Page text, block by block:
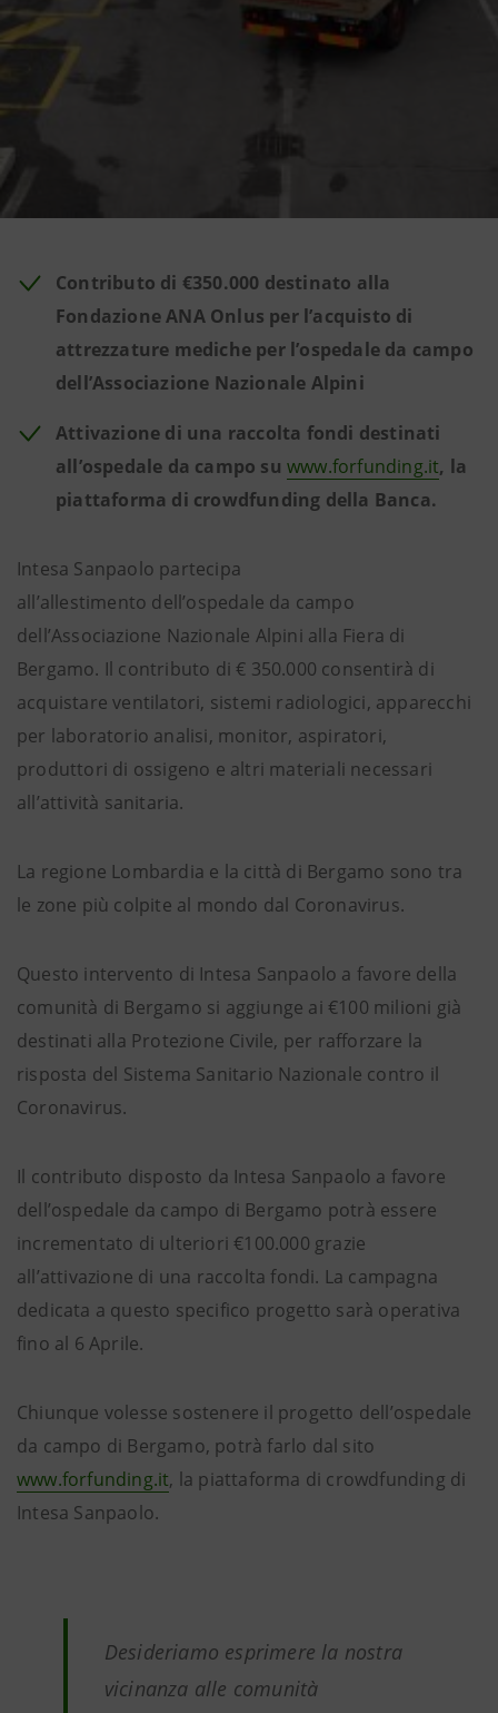
Contributo di €350.000 destinato alla
Fondazione ANA Onlus per l’acquisto di
attrezzature mediche per l’ospedale da campo
dell’Associazione Nazionale Alpini
Attivazione di una raccolta fondi destinati
all’ospedale da campo su www.forfunding.it, la
piattaforma di crowdfunding della Banca.
Intesa Sanpaolo partecipa
all’allestimento dell’ospedale da campo
dell’Associazione Nazionale Alpini alla Fiera di
Bergamo. Il contributo di € 350.000 consentirà di
acquistare ventilatori, sistemi radiologici, apparecchi
per laboratorio analisi, monitor, aspiratori,
produttori di ossigeno e altri materiali necessari
all’attività sanitaria.
La regione Lombardia e la città di Bergamo sono tra
le zone più colpite al mondo dal Coronavirus.
Questo intervento di Intesa Sanpaolo a favore della
comunità di Bergamo si aggiunge ai €100 milioni già
destinati alla Protezione Civile, per rafforzare la
risposta del Sistema Sanitario Nazionale contro il
Coronavirus.
Il contributo disposto da Intesa Sanpaolo a favore
dell’ospedale da campo di Bergamo potrà essere
incrementato di ulteriori €100.000 grazie
all’attivazione di una raccolta fondi. La campagna
dedicata a questo specifico progetto sarà operativa
fino al 6 Aprile.
Chiunque volesse sostenere il progetto dell’ospedale
da campo di Bergamo, potrà farlo dal sito
www.forfunding.it, la piattaforma di crowdfunding di
Intesa Sanpaolo.
Desideriamo esprimere la nostra
vicinanza alle comunità